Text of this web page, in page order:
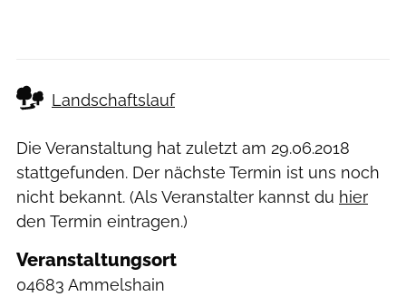
Landschaftslauf
Die Veranstaltung hat zuletzt am 29.06.2018
stattgefunden. Der nächste Termin ist uns noch
nicht bekannt. (Als Veranstalter kannst du hier
den Termin eintragen.)
Veranstaltungsort
04683 Ammelshain